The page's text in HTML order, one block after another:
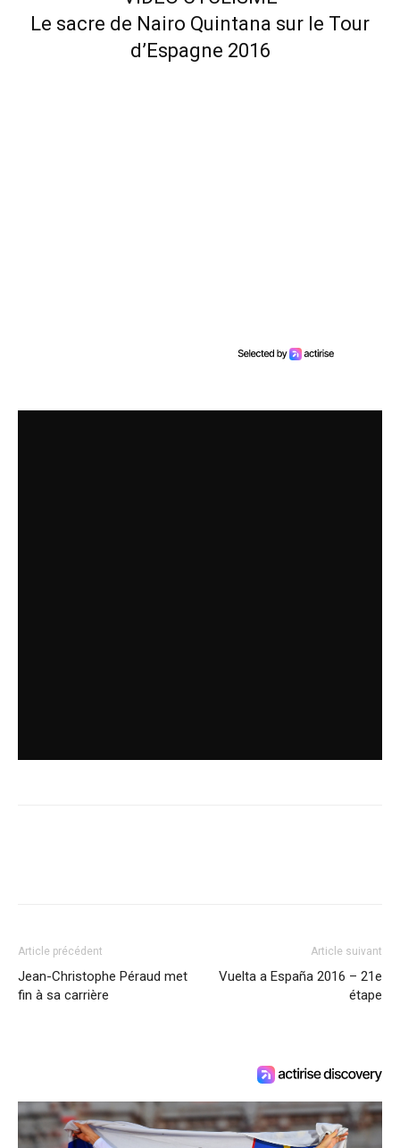
Le sacre de Nairo Quintana sur le Tour
d’Espagne 2016
Article précédent
Jean-Christophe Péraud met
fin à sa carrière
Article suivant
Vuelta a España 2016 – 21e
étape